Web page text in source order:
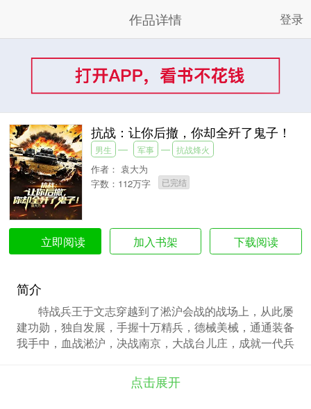
作品详情 登录
抗战：让你后撤，你却全歼了鬼子！
男生 军事 抗战烽火
作者： 袁大为
字数：112万字
已完结
立即阅读 加入书架 下载阅读
简介
特战兵王于文志穿越到了淞沪会战的战场上，从此屡
建功勋，独自发展，手握十万精兵，德械美械，通通装备
我手中，血战淞沪，决战南京，大战台儿庄，成就一代兵
点击展开